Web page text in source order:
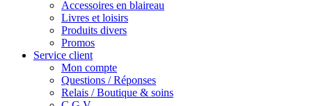
Accessoires en blaireau
Livres et loisirs
Produits divers
Promos
Service client
Mon compte
Questions / Réponses
Relais / Boutique & soins